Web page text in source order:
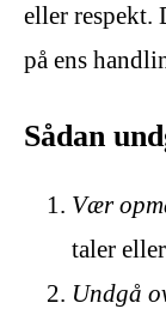
eller
på ens
Sådan
Vær
taler
Undgå